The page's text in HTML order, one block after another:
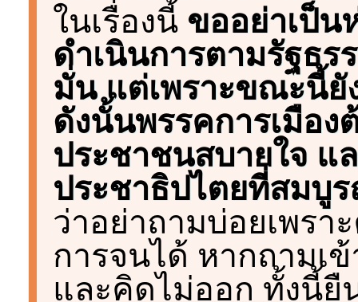
ในเรื่องนี้ ขออย่าเป็น
ดำเนินการตามรัฐธ
มั่น แต่เพราะขณะนี้ยั
ดังนั้นพรรคการเมือง
ประชาชนสบายใจ แ
ประชาธิปไตยที่สมบู
ว่าอย่าถามบ่อยเพรา
การจนได้ หากถามเ
และคิดไม่ออก ทั้งนี้ยื